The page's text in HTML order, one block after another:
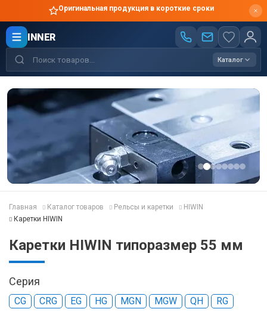
Оригинальная продукция в короткие сроки
INNER
Каталог
Главная Каталог товаров Рельсы и каретки
HIWIN
Каретки HIWIN
Каретки HIWIN типоразмер 55 мм
Серия
CG CRG EG HG MGN MGW QH RG